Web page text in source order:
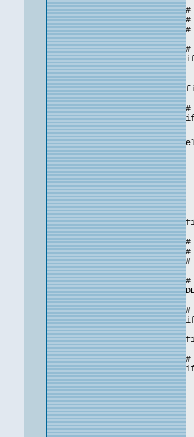
#
#
#
#
if
#
if
#
#
#
#
#
if
#
if